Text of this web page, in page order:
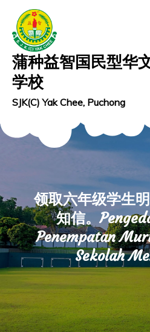
content
蒲种益智国民型华
学校
SJK(C) Yak Chee, Puchong
领取六年级学生
知信。
Penempatan
Sekolah